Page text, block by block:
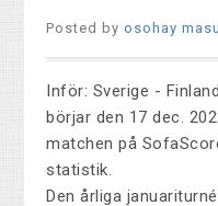
Posted byosohay
Inför: Sverige - Finland
börjar den 17 dec.
matchen på
statistik.
Den årliga